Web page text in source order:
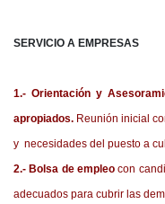
SERVICIO A EMPRESAS
1.- Orientación y
apropiados. Reunión inicial
y necesidades del puesto a
2.- Bolsa de empleocon
adecuados para cubrir las